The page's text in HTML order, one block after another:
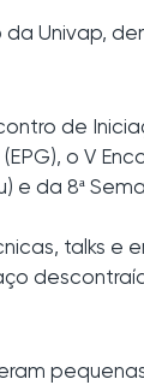
da Univap,
de
o V
e da 8ª
talks e